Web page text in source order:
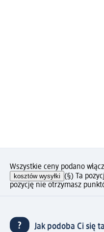
Wszystkie ceny podano
kosztów wysyłki (§) Ta
pozycję nie otrzymasz
Jak podoba Ci się